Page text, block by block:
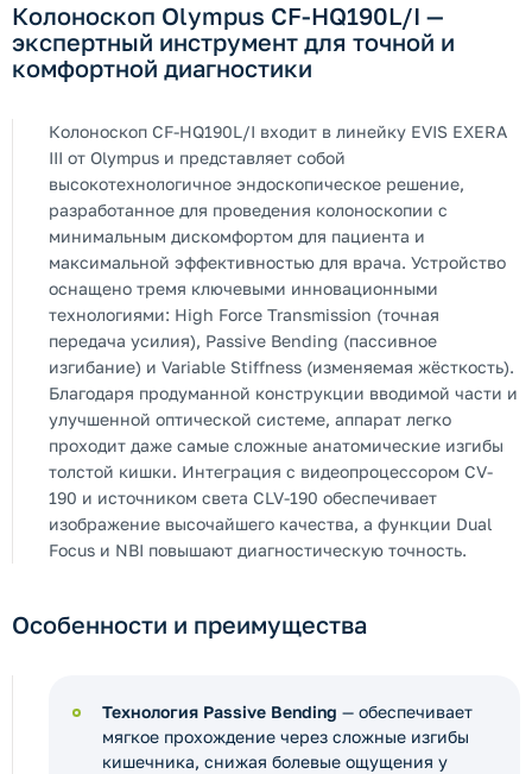
Колоноскоп Olympus CF-HQ190L/I —
экспертный инструмент для точной и
комфортной диагностики
Колоноскоп CF-HQ190L/I входит в линейку EVIS EXERA
III от Olympus и представляет собой
высокотехнологичное эндоскопическое решение,
разработанное для проведения колоноскопии с
минимальным дискомфортом для пациента и
максимальной эффективностью для врача. Устройство
оснащено тремя ключевыми инновационными
технологиями: High Force Transmission (точная
передача усилия), Passive Bending (пассивное
изгибание) и Variable Stiffness (изменяемая жёсткость).
Благодаря продуманной конструкции вводимой части и
улучшенной оптической системе, аппарат легко
проходит даже самые сложные анатомические изгибы
толстой кишки. Интеграция с видеопроцессором CV-
190 и источником света CLV-190 обеспечивает
изображение высочайшего качества, а функции Dual
Focus и NBI повышают диагностическую точность.
Особенности и преимущества
Технология Passive Bending — обеспечивает
мягкое прохождение через сложные изгибы
кишечника, снижая болевые ощущения у